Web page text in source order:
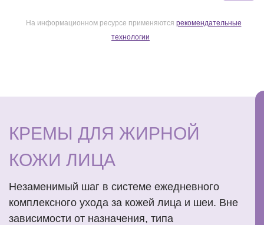
На информационном ресурсе применяются рекомендательные
технологии
КРЕМЫ ДЛЯ ЖИРНОЙ
КОЖИ ЛИЦА
Незаменимый шаг в системе ежедневного
комплексного ухода за кожей лица и шеи. Вне
зависимости от назначения, типа